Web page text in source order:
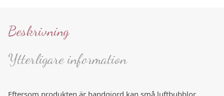
Beskrivning
Ytterligare information
Eftersom produkten är handgjord kan små luftbubblor